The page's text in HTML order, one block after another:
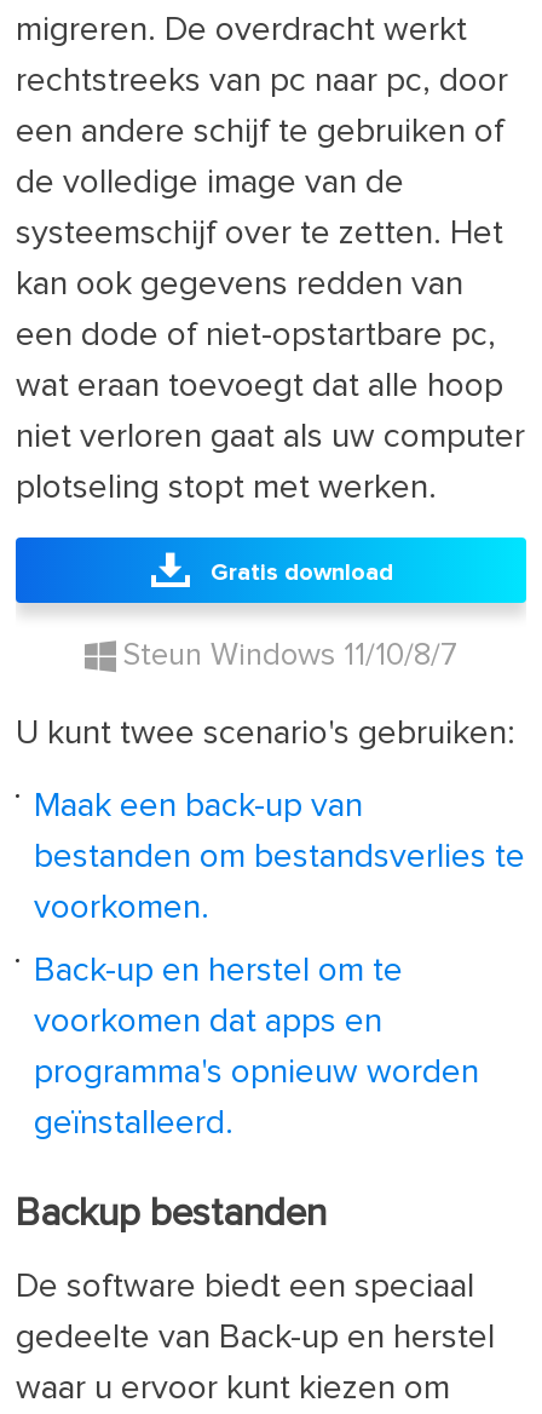
migreren. De overdracht werkt
rechtstreeks van pc naar pc, door
een andere schijf te gebruiken of
de volledige image van de
systeemschijf over te zetten. Het
kan ook gegevens redden van
een dode of niet-opstartbare pc,
wat eraan toevoegt dat alle hoop
niet verloren gaat als uw computer
plotseling stopt met werken.
Gratis download
Steun Windows 11/10/8/7
U kunt twee scenario's gebruiken:
Maak een back-up van
bestanden om bestandsverlies te
voorkomen.
Back-up en herstel om te
voorkomen dat apps en
programma's opnieuw worden
geïnstalleerd.
Backup bestanden
De software biedt een speciaal
gedeelte van Back-up en herstel
waar u ervoor kunt kiezen om